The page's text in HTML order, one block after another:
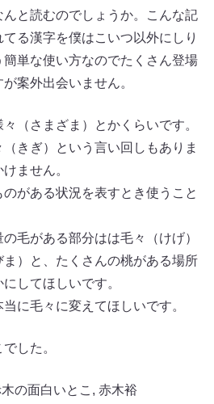
と読むのでしょうか。こんな記
る漢字を僕はこいつ以外にしり
単な使い方なのでたくさん登場
案外出会いません。
（さまざま）とかくらいです。
きぎ）という言い回しもありま
ません。
がある状況を表すとき使うこと
毛がある部分はは毛々（けげ）
）と、たくさんの桃がある場所
してほしいです。
に毛々に変えてほしいです。
した。
の面白いとこ , 赤木裕